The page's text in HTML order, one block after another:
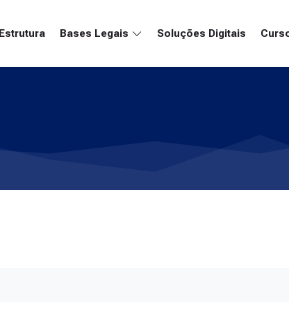
Estrutura Bases Legais Soluções Digitais